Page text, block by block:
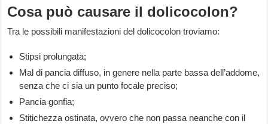
Cosa può causare il dolicocolon?
Tra le possibili manifestazioni del dolicocolon troviamo:
Stipsi prolungata;
Mal di pancia diffuso, in genere nella parte bassa dell’addome,
senza che ci sia un punto focale preciso;
Pancia gonfia;
Stitichezza ostinata, ovvero che non passa neanche con il